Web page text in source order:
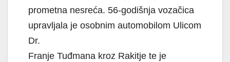
prometna nesreća. 56-godišnja vozačica
upravljala je osobnim automobilom Ulicom
Dr.
Franje Tuđmana kroz Rakitje te je